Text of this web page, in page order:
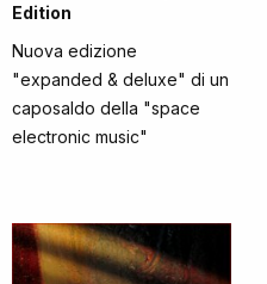
Edition
Nuova edizione
"expanded & deluxe" di un
caposaldo della "space
electronic music"